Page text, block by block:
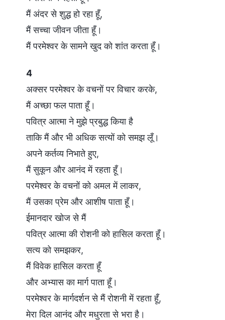
मैं अंदर से शुद्ध हो रहा हूँ,
मैं सच्चा जीवन जीता हूँ।
मैं परमेश्वर के सामने खुद को शांत करता हूँ।
4
अक्सर परमेश्वर के वचनों पर विचार करके,
मैं अच्छा फल पाता हूँ।
पवित्र आत्मा ने मुझे प्रबुद्ध किया है
ताकि मैं और भी अधिक सत्यों को समझ लूँ।
अपने कर्तव्य निभाते हुए,
मैं सुकून और आनंद में रहता हूँ।
परमेश्वर के वचनों को अमल में लाकर,
मैं उसका प्रेम और आशीष पाता हूँ।
ईमानदार खोज से मैं
पवित्र आत्मा की रोशनी को हासिल करता हूँ।
सत्य को समझकर,
मैं विवेक हासिल करता हूँ
और अभ्यास का मार्ग पाता हूँ।
परमेश्वर के मार्गदर्शन से मैं रोशनी में रहता हूँ,
मेरा दिल आनंद और मधुरता से भरा है।